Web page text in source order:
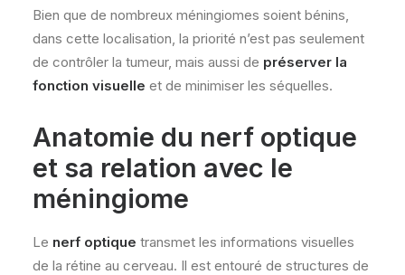
Bien que de nombreux méningiomes soient bénins,
dans cette localisation, la priorité n’est pas seulement
de contrôler la tumeur, mais aussi de préserver la
fonction visuelle et de minimiser les séquelles.
Anatomie du nerf optique
et sa relation avec le
méningiome
Le nerf optique transmet les informations visuelles
de la rétine au cerveau. Il est entouré de structures de